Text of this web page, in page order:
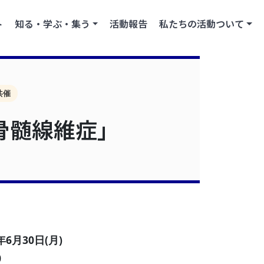
知る・学ぶ・集う 活動報告 私たちの活動ついて
催
線維症」
6月30日(月)